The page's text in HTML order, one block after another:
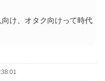
け、オタク向けって時代